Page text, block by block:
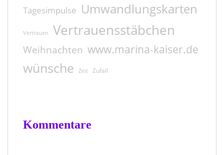
Tagesimpulse Umwandlungskarten
Vertrauen Vertrauensstäbchen
Weihnachten www.marina-kaiser.de
wünsche Zeit Zufall
Kommentare